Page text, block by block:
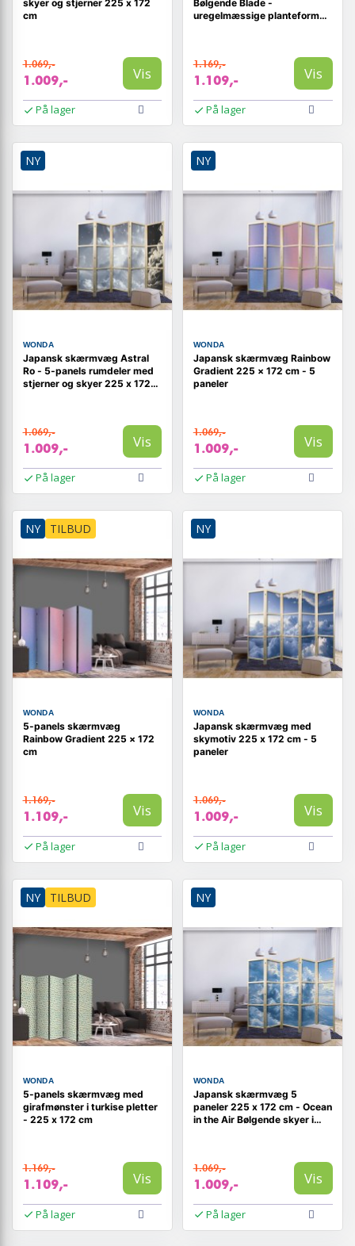
skyer og stjerner 225 x 172
cm
1.069,-
1.009,- Vis
På lager
Bølgende Blade -
uregelmæssige planteformer
1.169,-
1.109,- Vis
På lager
NY
WONDA
Japansk skærmvæg Astral
Ro - 5-panels rumdeler med
stjerner og skyer 225 x 172
1.069,-
1.009,- Vis
På lager
NY
WONDA
Japansk skærmvæg Rainbow
Gradient 225 × 172 cm - 5
paneler
1.069,-
1.009,- Vis
På lager
NY TILBUD
WONDA
5-panels skærmvæg
Rainbow Gradient 225 × 172
cm
1.169,-
1.109,- Vis
På lager
NY
WONDA
Japansk skærmvæg med
skymotiv 225 x 172 cm - 5
paneler
1.069,-
1.009,- Vis
På lager
NY TILBUD
WONDA
5-panels skærmvæg med
girafmønster i turkise pletter
- 225 x 172 cm
1.169,-
1.109,- Vis
På lager
NY
WONDA
Japansk skærmvæg 5
paneler 225 x 172 cm - Ocean
in the Air Bølgende skyer i
1.069,-
1.009,- Vis
På lager